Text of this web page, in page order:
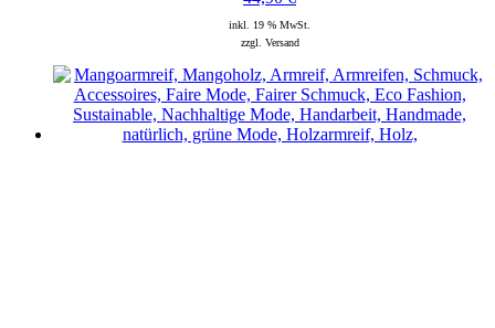
inkl. 19 % MwSt.
zzgl. Versand